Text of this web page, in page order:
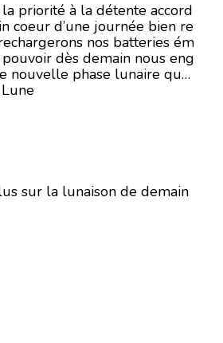
la priorité à la détente accord
coeur d’une journée bien re
nos batteries ém
dès demain nous eng
nouvelle phase lunaire que
sur la lunaison de demain